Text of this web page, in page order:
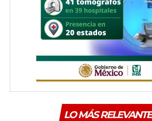
LO MÁS RELEVANTE